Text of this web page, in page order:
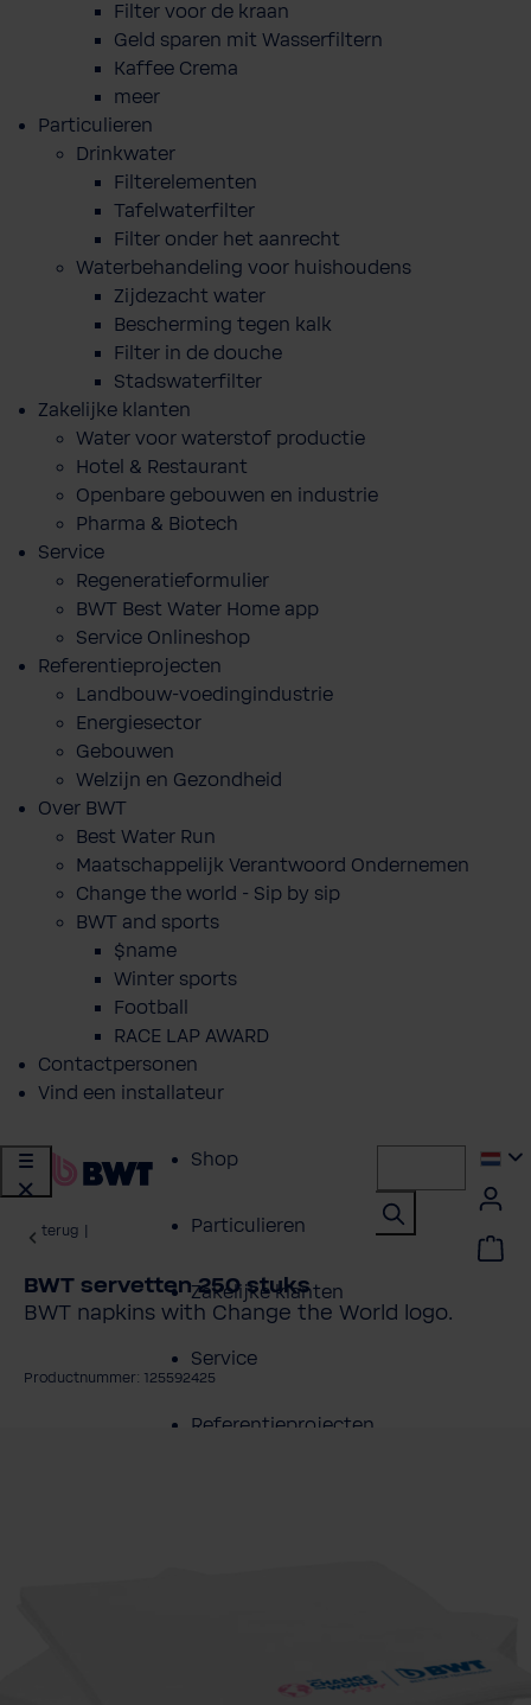
Filter voor de kraan
Geld sparen mit Wasserfiltern
Kaffee Crema
meer
Particulieren
Drinkwater
Filterelementen
Tafelwaterfilter
Filter onder het aanrecht
Waterbehandeling voor huishoudens
Zijdezacht water
Bescherming tegen kalk
Filter in de douche
Stadswaterfilter
Zakelijke klanten
Water voor waterstof productie
Hotel & Restaurant
Openbare gebouwen en industrie
Pharma & Biotech
Service
Regeneratieformulier
BWT Best Water Home app
Service Onlineshop
Referentieprojecten
Landbouw-voedingindustrie
Energiesector
Gebouwen
Welzijn en Gezondheid
Over BWT
Best Water Run
Maatschappelijk Verantwoord Ondernemen
Change the world - Sip by sip
BWT and sports
$name
Winter sports
Football
RACE LAP AWARD
Contactpersonen
Vind een installateur
Shop
Particulieren
Zakelijke klanten
Service
Referentieprojecten
terug
BWT servetten 250 stuks
BWT napkins with Change the World logo.
Productnummer: 125592425